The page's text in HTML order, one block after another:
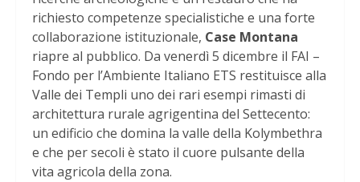
richiesto competenze specialistiche e una forte
collaborazione istituzionale, Case Montana
riapre al pubblico. Da venerdì 5 dicembre il FAI –
Fondo per l’Ambiente Italiano ETS restituisce alla
Valle dei Templi uno dei rari esempi rimasti di
architettura rurale agrigentina del Settecento:
un edificio che domina la valle della Kolymbethra
e che per secoli è stato il cuore pulsante della
vita agricola della zona.